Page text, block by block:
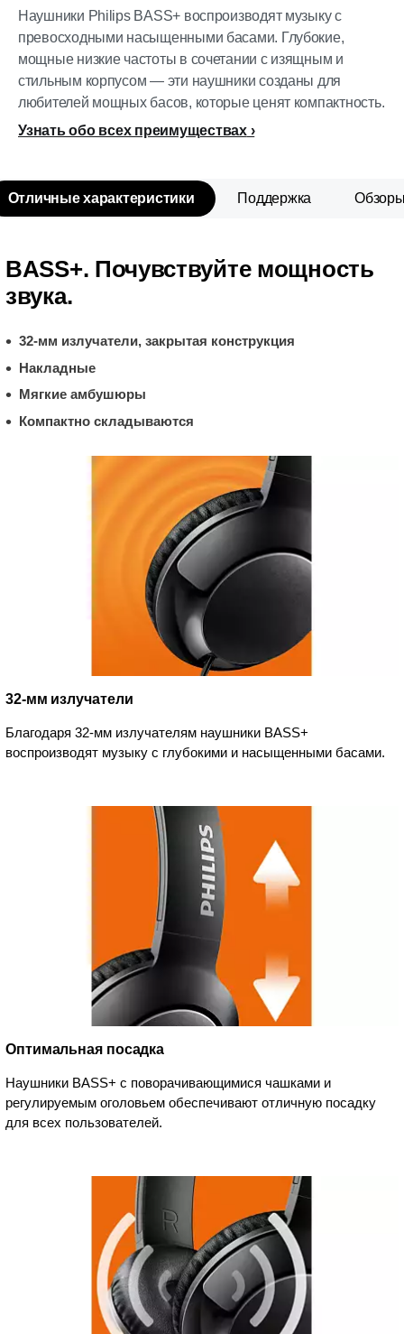
Наушники Philips BASS+ воспроизводят музыку с
превосходными насыщенными басами. Глубокие,
мощные низкие частоты в сочетании с изящным и
стильным корпусом — эти наушники созданы для
любителей мощных басов, которые ценят компактность.
Узнать обо всех преимуществах
Отличные характеристики Поддержка
BASS+. Почувствуйте мощность
звука.
32-мм излучатели, закрытая конструкция
Накладные
Мягкие амбушюры
Компактно складываются
32-мм излучатели
Благодаря 32-мм излучателям наушники BASS+
воспроизводят музыку с глубокими и насыщенными басами.
Оптимальная посадка
Наушники BASS+ с поворачивающимися чашками и
регулируемым оголовьем обеспечивают отличную посадку
для всех пользователей.